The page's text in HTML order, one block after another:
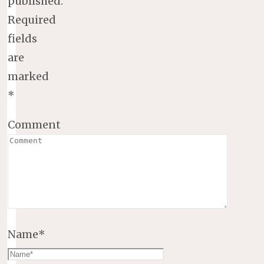
Required
fields
are
marked
*
Comment
Name*